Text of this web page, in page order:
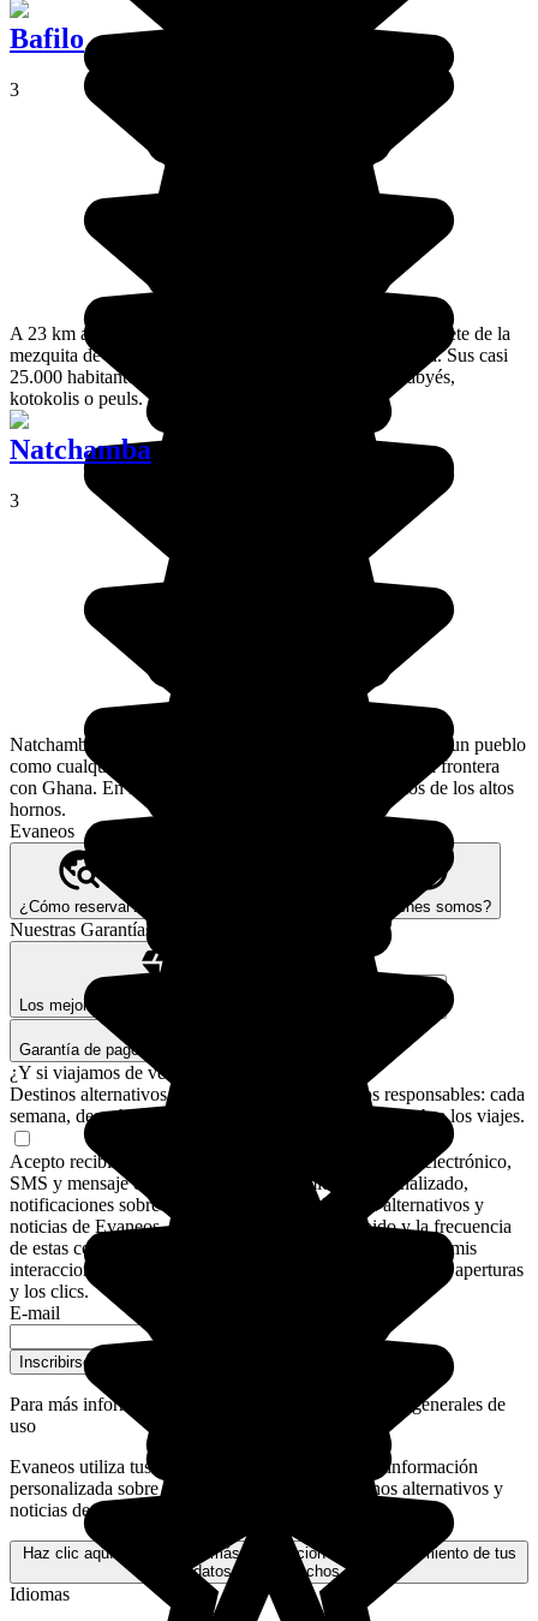
Bafilo
3
A 23 km al sur de Kara tomando la RN1 se eleva el minarete de la
mezquita de Bafilo, una comunidad de la región de Kara. Sus casi
25.000 habitantes, en su mayoría musulmanes, son kabyés,
kotokolis o peuls.
Natchamba
3
Natchamba, pequeña localidad de la región de Kara, sería un pueblo
como cualquier otro si no se ubicase a 4 kilómetros de la frontera
con Ghana. En los alrededores se pueden ver los restos de los altos
hornos.
Evaneos
¿Cómo reservar? ¿Quiénes somos?
Nuestras Garantías
Los mejores expertos y expertas locales
Garantía de pago seguro
¿Y si viajamos de verdad?
Destinos alternativos, rincones secretos, consejos responsables: cada
semana, descubre cómo cambiar tu forma de pensar sobre los viajes.
Acepto recibir comunicaciones de Evaneos por correo electrónico,
SMS y mensaje de WhatsApp: asesoramiento personalizado,
notificaciones sobre mis planes de viaje, destinos alternativos y
noticias de Evaneos. Para personalizar el contenido y la frecuencia
de estas comunicaciones, Evaneos también podrá analizar mis
interacciones con los correos electrónicos, en particular las aperturas
y los clics.
E-mail
Inscribirse a la newsletter
Para más información,
consulta nuestras condiciones generales de
uso
Evaneos utiliza tus datos personales para enviarte información
personalizada sobre tus proyectos de viaje, destinos alternativos y
noticias de Evaneos.
Haz clic aquí para obtener más información sobre el tratamiento de tus
datos y tus derechos.
Idiomas